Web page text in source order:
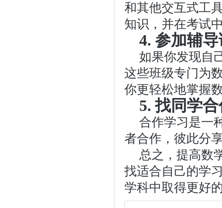
和其他交互式工
知识，并在考试
4. 参加辅
如果你发现自
这些班级专门为
你更轻松地掌握
5. 找同学
合作学习是一
者合作，彼此分
总之，提高数
找适合自己的学
学科中取得更好